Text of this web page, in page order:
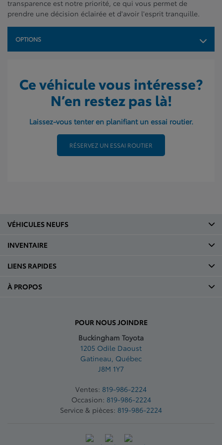
transparence est notre priorité, ce qui vous permet de
prendre une décision éclairée et d'avoir l'esprit tranquille.
OPTIONS
Ce véhicule vous intéresse?
N’en restez pas là!
Laissez-vous tenter en planifiant un essai routier.
RÉSERVEZ UN ESSAI ROUTIER
POUR NOUS JOINDRE
Buckingham Toyota
1205 Odile Daoust
Gatineau Québec
J8M 1Y7
Ventes: 819-986-2224
Occasion: 819-986-2224
Service & pièces: 819-986-2224
VÉHICULES NEUFS
INVENTAIRE
LIENS RAPIDES
À PROPOS